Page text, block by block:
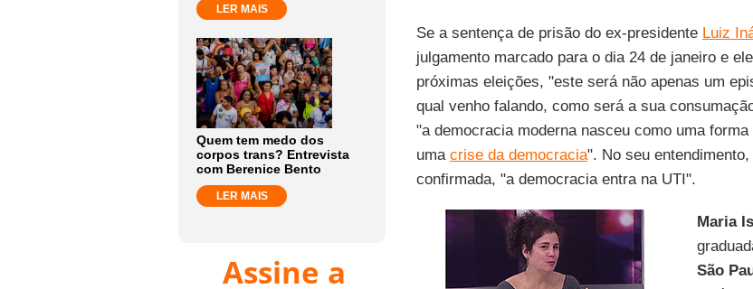
LER MAIS
Quem tem medo dos
corpos trans? Entrevista
com Berenice Bento
LER MAIS
Assine a
Se a sentença de prisão do ex-presidente Luiz
julgamento marcado para o dia 24 de janeiro e
próximas eleições, "este será não apenas um
qual venho falando, como será a sua
"a democracia moderna nasceu como uma
uma crise da democracia". No seu
confirmada, "a democracia entra na UTI".
Maria
São